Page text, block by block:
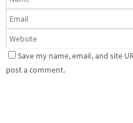
Save my name, email, and site
post a comment.